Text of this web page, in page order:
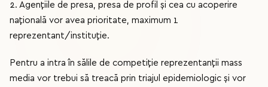
2. Agențiile de presa, presa de profil și cea cu acoperire
națională vor avea prioritate, maximum 1
reprezentant/instituție.
Pentru a intra în sălile de competiție reprezentanții mass
media vor trebui să treacă prin triajul epidemiologic și vor